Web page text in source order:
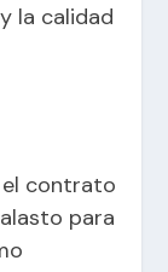
la calidad
el contrato
para